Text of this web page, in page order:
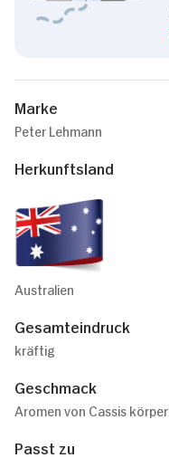
Marke
Peter Lehmann
Herkunftsland
Australien
Gesamteindruck
kräftig
Geschmack
Aromen von Cassis
Passt zu